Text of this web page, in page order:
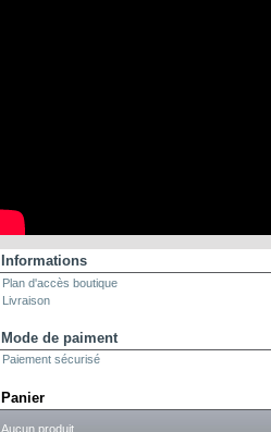
Informations
Plan d'accès boutique
Livraison
Mode de paiment
Paiement sécurisé
Panier
Aucun produit